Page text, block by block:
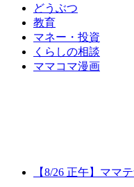
どうぶつ
教育
マネー・投資
くらしの相談
ママコマ漫画
【8/26 正午】ママ